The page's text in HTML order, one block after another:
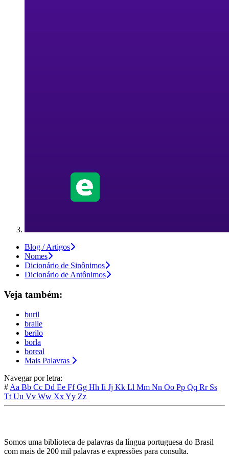
Blog / Artigos
Nomes
Dicionário de Sinônimos
Dicionário de Antônimos
Veja também:
buril
braile
berilo
borla
boreal
Mais Palavras
Navegar por letra:
# Aa Bb Cc Dd Ee FfGg Hh Ii Jj Kk Ll Mm Nn Oo Pp Qq Rr Ss
Tt Uu Vv Ww XxYy Zz
Somos uma biblioteca de palavras da língua portuguesa do Brasil
com mais de 200 mil palavras e expressões para consulta.